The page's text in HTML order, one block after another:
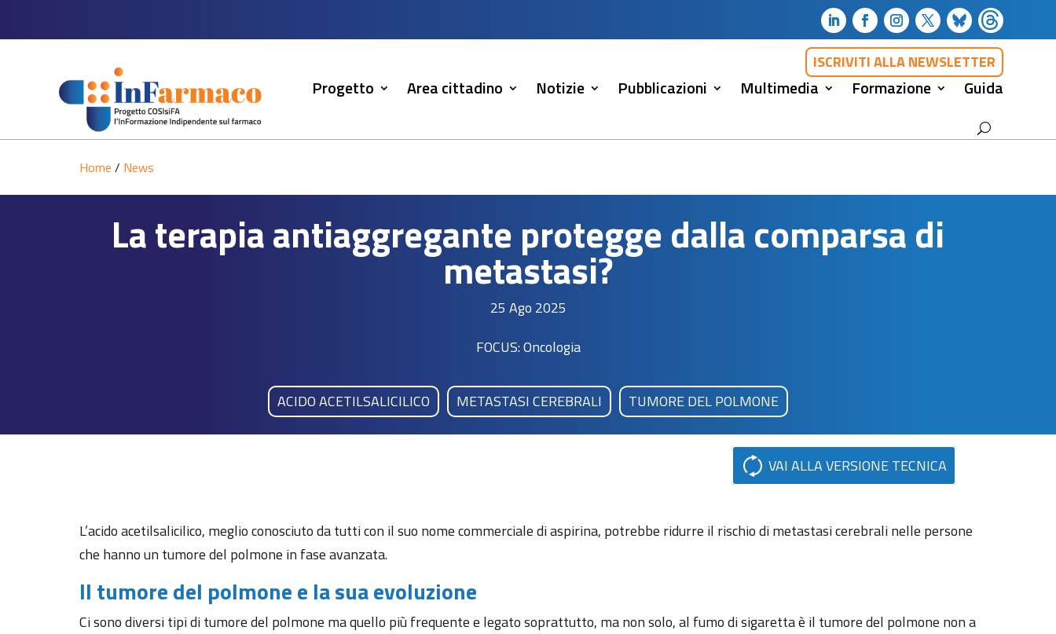
ISCRIVITI ALLA NEWSLETTER
Progetto Area cittadino Notizie Pubblicazioni Multimedia Formazione Guida
Home / News
La terapia antiaggregante protegge dalla comparsa di
metastasi?
25 Ago 2025
FOCUS: Oncologia
ACIDO ACETILSALICILICO METASTASI CEREBRALI TUMORE DEL POLMONE
VAI ALLA VERSIONE TECNICA
L’acido acetilsalicilico, meglio conosciuto da tutti con il suo nome commerciale di aspirina, potrebbe ridurre il rischio di metastasi cerebrali nelle persone
che hanno un tumore del polmone in fase avanzata.
Il tumore del polmone e la sua evoluzione
Ci sono diversi tipi di tumore del polmone ma quello più frequente e legato soprattutto, ma non solo, al fumo di sigaretta è il tumore del polmone non a